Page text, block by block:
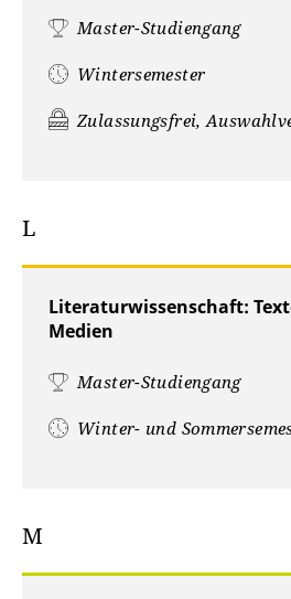
Master-Studiengang
Wintersemester
Zulassungsfrei,
L
Literaturwissenschaft:
Medien
Master-Studiengang
Winter- und
M